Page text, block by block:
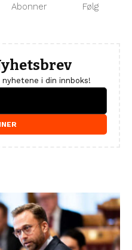
Abonner Følg
i din innboks!